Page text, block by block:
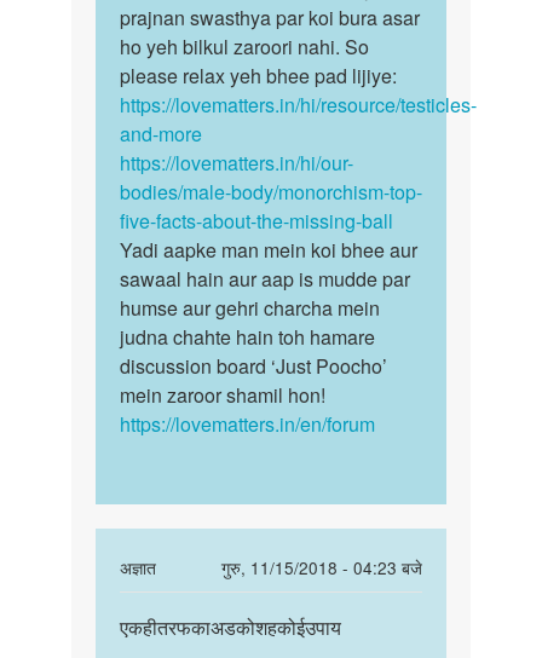
Andcosh
bachpan
me…
by
niraj
patel
Koi…
prajnan swasthya par koi bura asar
ho yeh bilkul zaroori nahi. So
please relax yeh bhee pad lijiye:
https://lovematters.in/hi/resource/testicles-
and-more
https://lovematters.in/hi/our-
bodies/male-body/monorchism-top-
five-facts-about-the-missing-ball
Yadi aapke man mein koi bhee aur
sawaal hain aur aap is mudde par
humse aur gehri charcha mein
judna chahte hain toh hamare
discussion board ‘Just Poocho’
mein zaroor shamil hon!
https://lovematters.in/en/forum
अज्ञात
गुरु, 11/15/2018 - 04:23 बजे
In
reply
to
एकहीतरफकाअडकोशहकोईउपाय
एकहीतरफकाअडकोशहकोईउपाय